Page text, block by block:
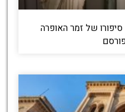
סיפורו של זמר האופרה